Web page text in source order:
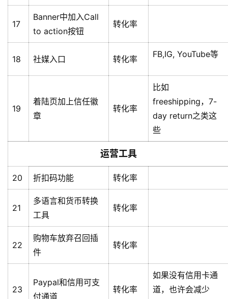
17
Banner中加入Call
to action按钮
转化率
18 社媒入口 转化率 FB,IG, YouTube等
19
着陆页加上信任徽
章
转化率
比如
freeshipping，7-
day return之类这
些
运营工具
20 折扣码功能 转化率
21
多语言和货币转换
工具
转化率
22
购物车放弃召回插
件
转化率
23
Paypal和信用可支
付通道
转化率
如果没有信用卡通
道，也许会减少